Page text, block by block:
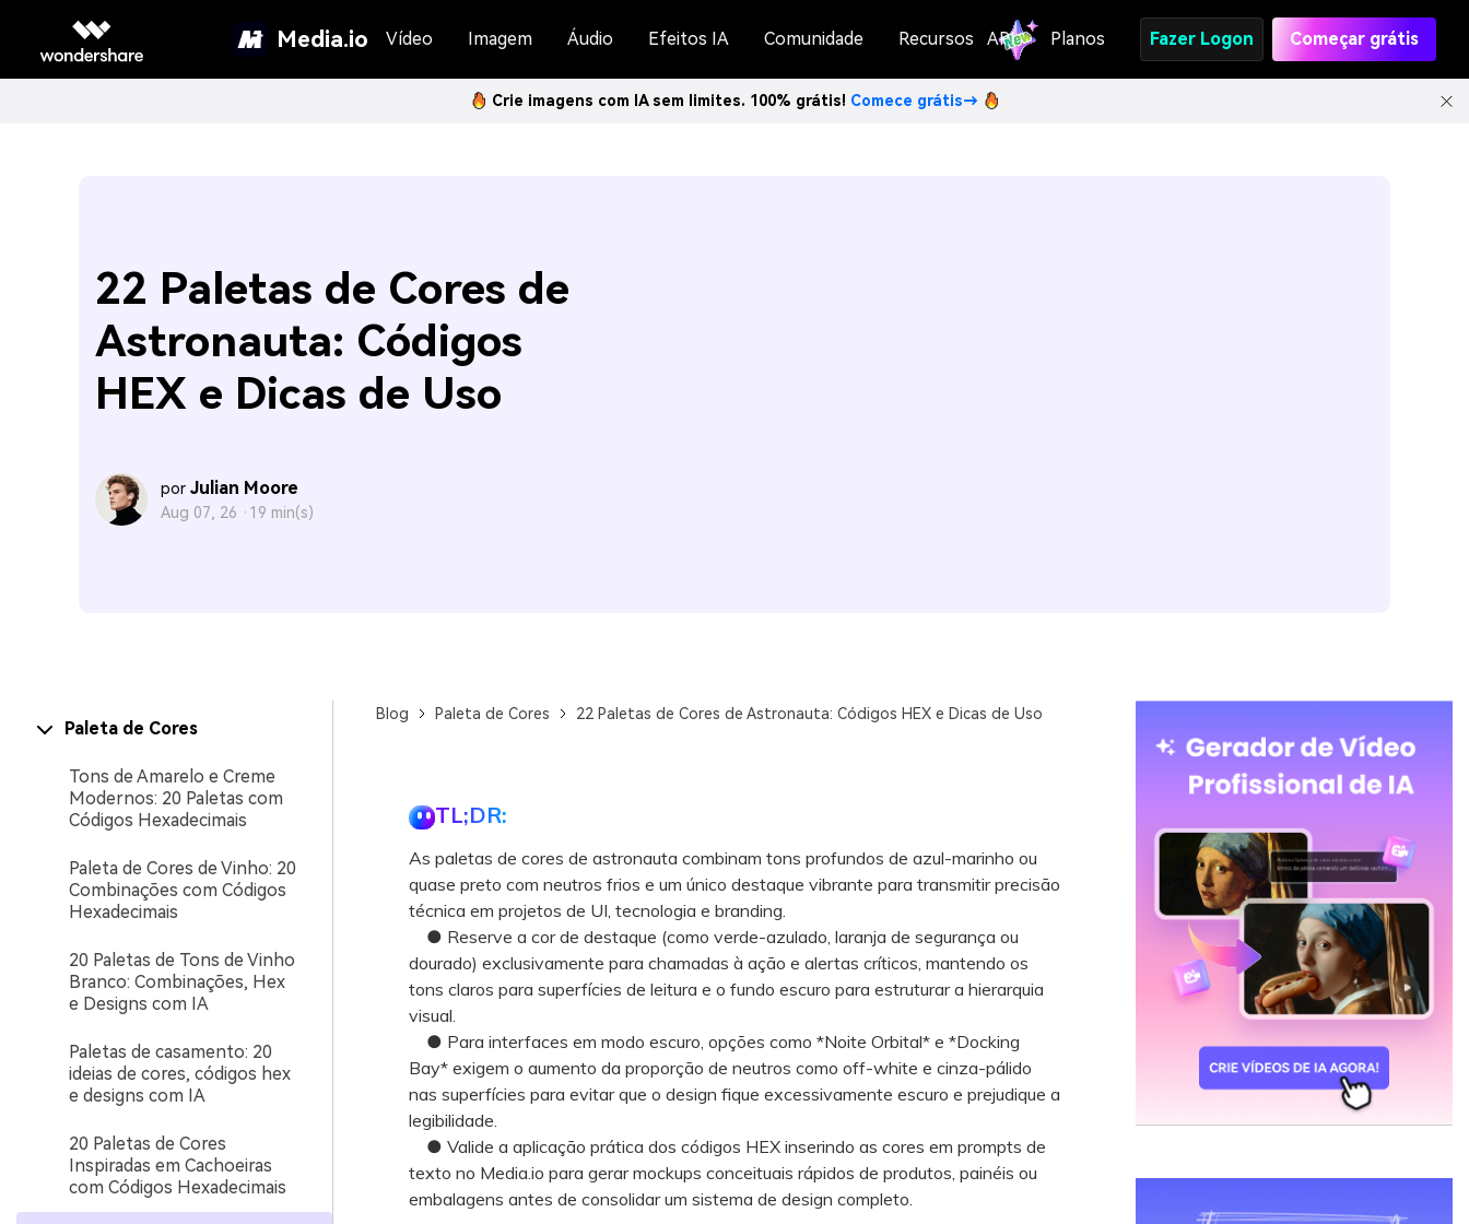
Media.io Vídeo Imagem Áudio Efeitos IA Comunidade Recursos API Planos Fazer Logon Começar grátis
Crie imagens com IA sem limites. 100% grátis! Comece grátis→
22 Paletas de Cores de
Astronauta: Códigos
HEX e Dicas de Uso
por Julian Moore
Aug 07, 26 · 19 min(s)
Paleta de Cores
Tons de Amarelo e Creme
Modernos: 20 Paletas com
Códigos Hexadecimais
Paleta de Cores de Vinho: 20
Combinações com Códigos
Hexadecimais
20 Paletas de Tons de Vinho
Branco: Combinações, Hex
e Designs com IA
Paletas de casamento: 20
ideias de cores, códigos hex
e designs com IA
20 Paletas de Cores
Inspiradas em Cachoeiras
com Códigos Hexadecimais
Blog Paleta de Cores 22 Paletas de Cores de Astronauta: Códigos HEX e Dicas de Uso
TL;DR:
As paletas de cores de astronauta combinam tons profundos de azul-marinho ou
quase preto com neutros frios e um único destaque vibrante para transmitir precisão
técnica em projetos de UI, tecnologia e branding.
● Reserve a cor de destaque (como verde-azulado, laranja de segurança ou
dourado) exclusivamente para chamadas à ação e alertas críticos, mantendo os
tons claros para superfícies de leitura e o fundo escuro para estruturar a hierarquia
visual.
● Para interfaces em modo escuro, opções como *Noite Orbital* e *Docking
Bay* exigem o aumento da proporção de neutros como off-white e cinza-pálido
nas superfícies para evitar que o design fique excessivamente escuro e prejudique a
legibilidade.
● Valide a aplicação prática dos códigos HEX inserindo as cores em prompts de
texto no Media.io para gerar mockups conceituais rápidos de produtos, painéis ou
embalagens antes de consolidar um sistema de design completo.